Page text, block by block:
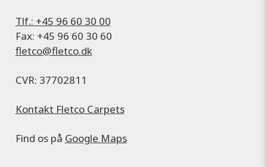
Tlf.: +45 96 60 30 00
Fax: +45 96 60 30 60
fletco@fletco.dk
CVR: 37702811
Kontakt Fletco Carpets
Find os på Google Maps